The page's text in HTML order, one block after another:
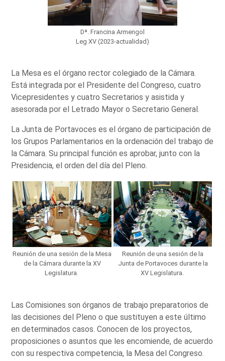
Dª. Francina Armengol
Leg XV (2023-actualidad)
La Mesa es el órgano rector colegiado de la Cámara.
Está integrada por el Presidente del Congreso, cuatro
Vicepresidentes y cuatro Secretarios y asistida y
asesorada por el Letrado Mayor o Secretario General.
La Junta de Portavoces es el órgano de participación de
los Grupos Parlamentarios en la ordenación del trabajo de
la Cámara. Su principal función es aprobar, junto con la
Presidencia, el orden del día del Pleno.
Reunión de una sesión de la Mesa
de la Cámara durante la XV
Legislatura.
Reunión de una sesión de la
Junta de Portavoces durante la
XV Legislatura.
Las Comisiones son órganos de trabajo preparatorios de
las decisiones del Pleno o que sustituyen a este último
en determinados casos. Conocen de los proyectos,
proposiciones o asuntos que les encomiende, de acuerdo
con su respectiva competencia, la Mesa del Congreso.